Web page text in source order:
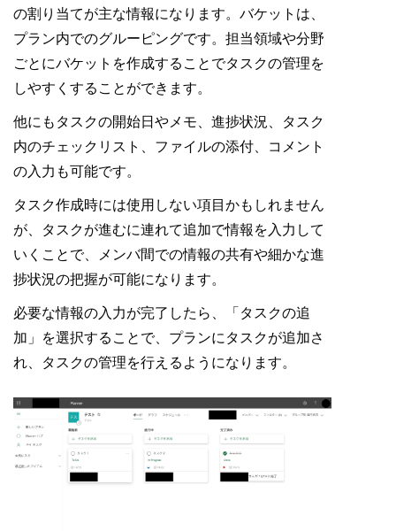
の割り当てが主な情報になります。バケットは、
プラン内でのグルーピングです。担当領域や分野
ごとにバケットを作成することでタスクの管理を
しやすくすることができます。
他にもタスクの開始日やメモ、進捗状況、タスク
内のチェックリスト、ファイルの添付、コメント
の入力も可能です。
タスク作成時には使用しない項目かもしれません
が、タスクが進むに連れて追加で情報を入力して
いくことで、メンバ間での情報の共有や細かな進
捗状況の把握が可能になります。
必要な情報の入力が完了したら、「タスクの追
加」を選択することで、プランにタスクが追加さ
れ、タスクの管理を行えるようになります。